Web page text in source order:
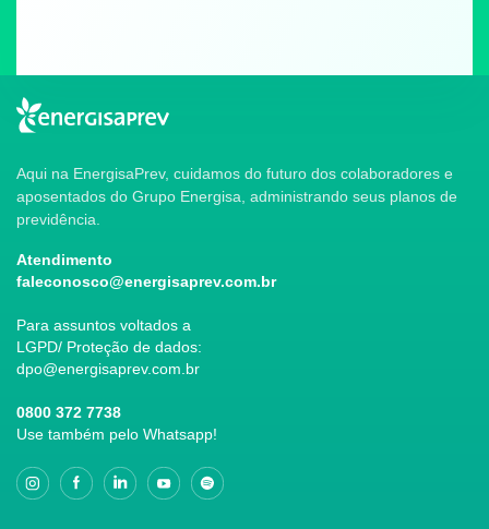
Aqui na EnergisaPrev, cuidamos do futuro dos colaboradores e
aposentados do Grupo Energisa, administrando seus planos de
previdência.
Atendimento
faleconosco@energisaprev.com.br
Para assuntos voltados a
LGPD/ Proteção de dados:
dpo@energisaprev.com.br
0800 372 7738
Use também pelo Whatsapp!